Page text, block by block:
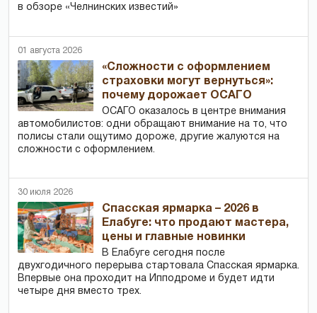
в обзоре «Челнинских известий»
01 августа 2026
«Сложности с оформлением
страховки могут вернуться»:
почему дорожает ОСАГО
ОСАГО оказалось в центре внимания
автомобилистов: одни обращают внимание на то, что
полисы стали ощутимо дороже, другие жалуются на
сложности с оформлением.
30 июля 2026
Спасская ярмарка – 2026 в
Елабуге: что продают мастера,
цены и главные новинки
В Елабуге сегодня после
двухгодичного перерыва стартовала Спасская ярмарка.
Впервые она проходит на Ипподроме и будет идти
четыре дня вместо трех.